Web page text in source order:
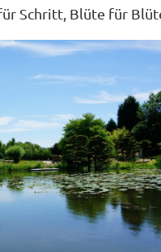
Schritt, Blüte für